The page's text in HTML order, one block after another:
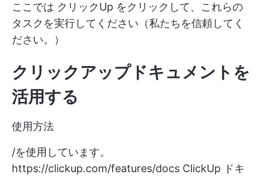
ここでは クリックUp をクリックして、これらの
タスクを実行してください（私たちを信頼してく
ださい。）
クリックアップドキュメントを
活用する
使用方法
/を使用しています。
https://clickup.com/features/docs ClickUp ドキ